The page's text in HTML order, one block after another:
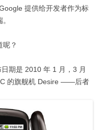
提供给开发者作为标
呢？
期是 2010 年 1 月，3 月
的旗舰机 Desire ——后者